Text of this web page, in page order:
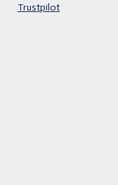
Trustpilot